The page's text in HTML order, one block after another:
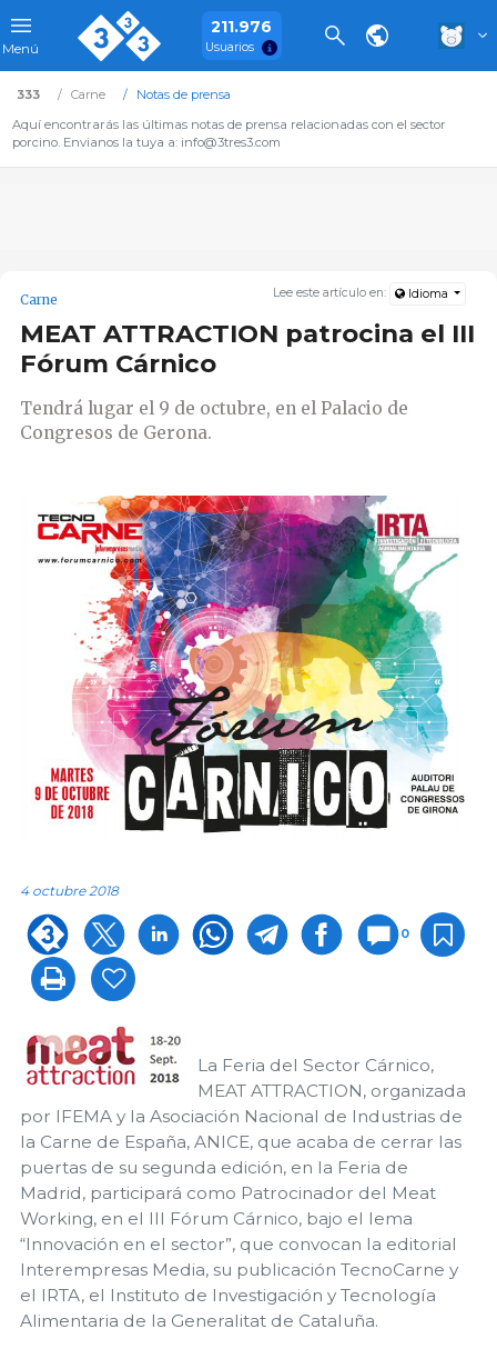
Menú
211.976
Usuarios
333 Carne
Notas de prensa
Aquí encontrarás las últimas notas de prensa relacionadas con el sector
porcino. Envianos la tuya a: info@3tres3.com
Lee este artículo en: Idioma
Carne
MEAT ATTRACTION patrocina el III
Fórum Cárnico
Tendrá lugar el 9 de octubre, en el Palacio de
Congresos de Gerona.
4 octubre 2018
0
La Feria del Sector Cárnico,
MEAT ATTRACTION, organizada
por IFEMA y la Asociación Nacional de Industrias de
la Carne de España, ANICE, que acaba de cerrar las
puertas de su segunda edición, en la Feria de
Madrid, participará como Patrocinador del Meat
Working, en el III Fórum Cárnico, bajo el lema
“Innovación en el sector”, que convocan la editorial
Interempresas Media, su publicación TecnoCarne y
el IRTA, el Instituto de Investigación y Tecnología
Alimentaria de la Generalitat de Cataluña.